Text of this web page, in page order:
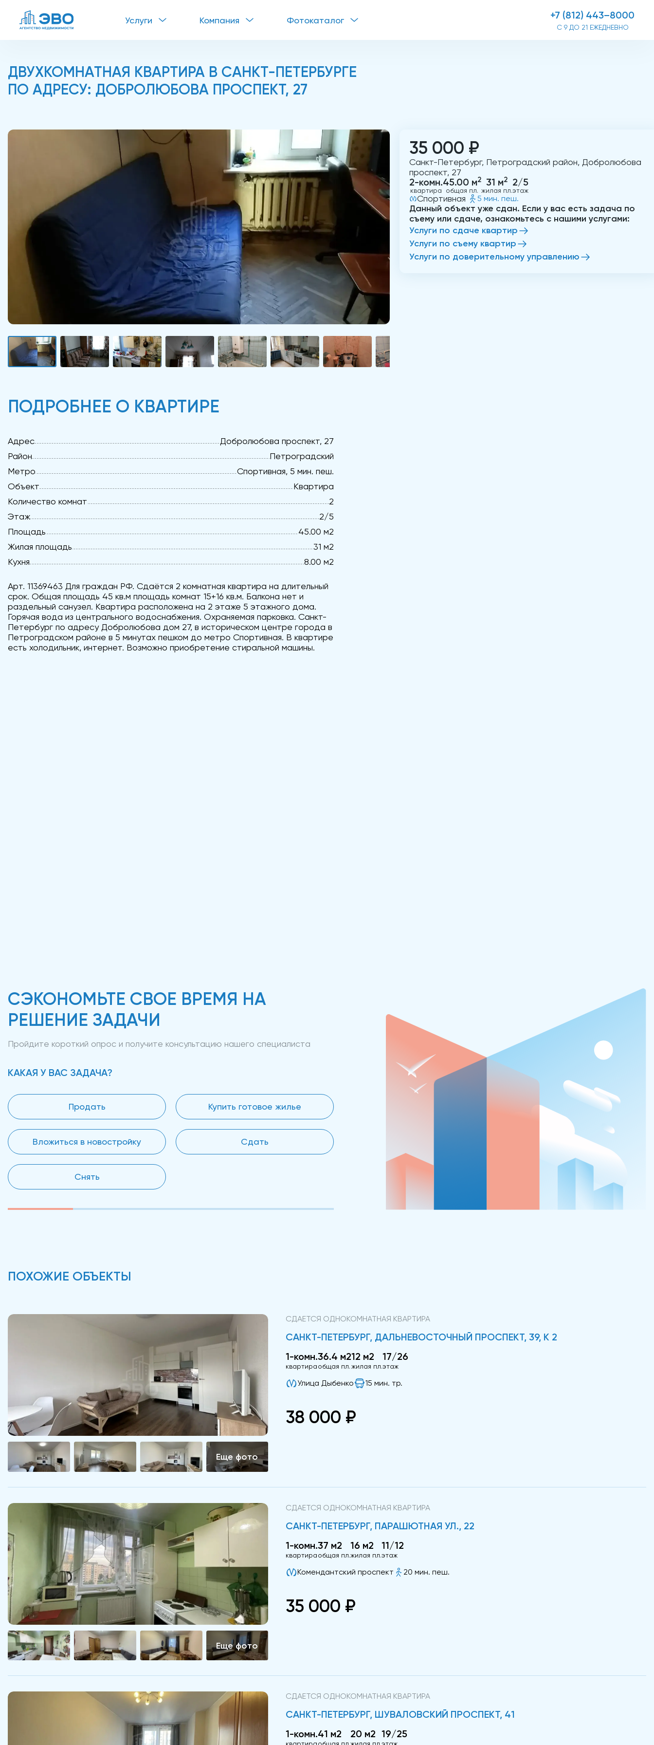
Услуги Компания Фотокаталог +7 (812) 443–8000
С 9 ДО 21 ЕЖЕДНЕВНО
ДВУХКОМНАТНАЯ КВАРТИРА В САНКТ-ПЕТЕРБУРГЕ
ПО АДРЕСУ: ДОБРОЛЮБОВА ПРОСПЕКТ, 27
ПОДРОБНЕЕ О КВАРТИРЕ
Адрес
Добролюбова проспект, 27
Район
Петроградский
Метро
Спортивная, 5 мин. пеш.
Объект
Квартира
Количество комнат
2
Этаж
2/5
Площадь
45.00 м2
Жилая площадь
31 м2
Кухня
8.00 м2
Арт. 11369463 Для граждан РФ. Сдаётся 2 комнатная квартира на длительный
срок. Общая площадь 45 кв.м площадь комнат 15+16 кв.м. Балкона нет и
раздельный санузел. Квартира расположена на 2 этаже 5 этажного дома.
Горячая вода из центрального водоснабжения. Охраняемая парковка. Санкт-
Петербург по адресу Добролюбова дом 27, в историческом центре города в
Петроградском районе в 5 минутах пешком до метро Спортивная. В квартире
есть холодильник, интернет. Возможно приобретение стиральной машины.
35 000 ₽
Санкт-Петербург, Петроградский район, Добролюбова
проспект, 27
2-комн.
квартира
45.00 м2
общая пл.
31 м2
жилая пл.
2/5
этаж
Спортивная 5 мин. пеш.
Данный объект уже сдан. Если у вас есть задача по
съему или сдаче, ознакомьтесь с нашими услугами:
Услуги по сдаче квартир
Услуги по съему квартир
Услуги по доверительному управлению
СЭКОНОМЬТЕ СВОЕ ВРЕМЯ НА
РЕШЕНИЕ ЗАДАЧИ
Пройдите короткий опрос и получите консультацию нашего специалиста
КАКАЯ У ВАС ЗАДАЧА?
Продать Купить готовое жилье
Вложиться в новостройку Сдать
Снять
ПОХОЖИЕ ОБЪЕКТЫ
СДАЕТСЯ ОДНОКОМНАТНАЯ КВАРТИРА
САНКТ-ПЕТЕРБУРГ, ДАЛЬНЕВОСТОЧНЫЙ ПРОСПЕКТ, 39, К 2
1-комн.
квартира
36.4 м2
общая пл.
12 м2
жилая пл.
17/26
этаж
Улица Дыбенко 15 мин. тр.
38 000 ₽
СДАЕТСЯ ОДНОКОМНАТНАЯ КВАРТИРА
САНКТ-ПЕТЕРБУРГ, ПАРАШЮТНАЯ УЛ., 22
1-комн.
квартира
37 м2
общая пл.
16 м2
жилая пл.
11/12
этаж
Комендантский проспект 20 мин. пеш.
35 000 ₽
СДАЕТСЯ ОДНОКОМНАТНАЯ КВАРТИРА
САНКТ-ПЕТЕРБУРГ, ШУВАЛОВСКИЙ ПРОСПЕКТ, 41
1-комн.41 м2 20 м2 19/25